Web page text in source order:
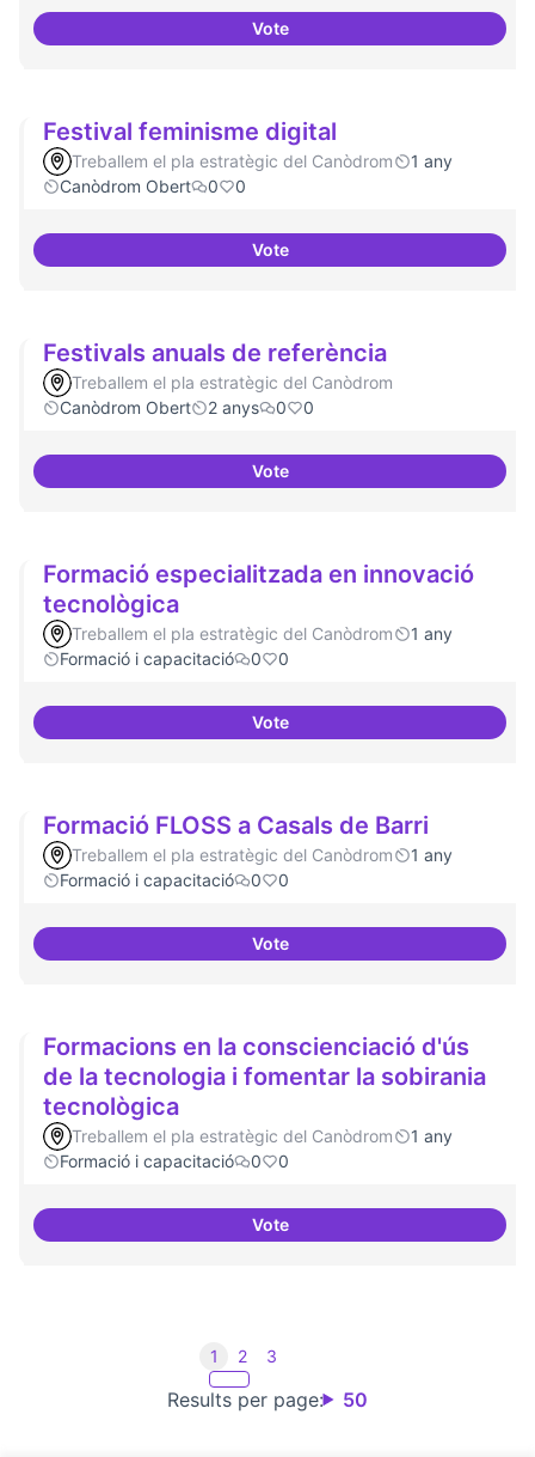
VoteExplicitar el retorn
Festival feminisme digital
Treballem el pla estratègic del Canòdrom
1 any
Canòdrom Obert
0 0
VoteFestival feminisme digital
Festivals anuals de referència
Treballem el pla estratègic del Canòdrom
Canòdrom Obert
2 anys 0 0
VoteFestivals anuals de referència
Formació especialitzada en innovació
tecnològica
Treballem el pla estratègic del Canòdrom
1 any
Formació i capacitació
0 0
VoteFormació especialitzada en
Formació FLOSS a Casals de Barri
Treballem el pla estratègic del Canòdrom
1 any
Formació i capacitació
0 0
VoteFormació FLOSS a Casals de
Formacions en la conscienciació d'ús
de la tecnologia i fomentar la sobirania
tecnològica
Treballem el pla estratègic del Canòdrom
1 any
Formació i capacitació
0 0
VoteFormacions en la
Results per page: 50
1 2 3